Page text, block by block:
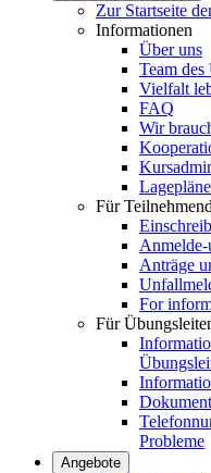
Zur Startseite
Informationen
Über uns
Team des
Vielfalt
FAQ
Wir
Lagepläne
Für
Anmelde-
Anträge
For
Für
Probleme
Angebote